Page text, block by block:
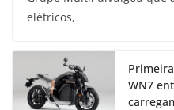
elétricos,
WN7